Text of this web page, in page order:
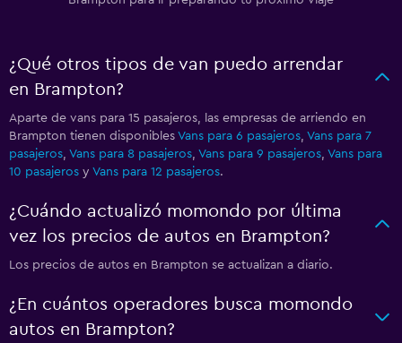
¿Qué otros tipos de van puedo arrendar
en Brampton?
Aparte de vans para 15 pasajeros, las empresas de arriendo en
Brampton tienen disponibles Vans para 6 pasajeros, Vans para 7
pasajeros, Vans para 8 pasajeros, Vans para 9 pasajeros, Vans para
10 pasajeros y Vans para 12 pasajeros.
¿Cuándo actualizó momondo por última
vez los precios de autos en Brampton?
Los precios de autos en Brampton se actualizan a diario.
¿En cuántos operadores busca momondo
autos en Brampton?